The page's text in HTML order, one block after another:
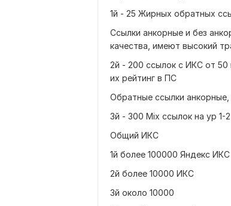
1й - 25 Жирных обратных
Ссылки анкорные и без
качества, имеют высокий
2й - 200 ссылок с ИКС от 50
их рейтинг в ПС
Обратные ссылки
3й - 300 Mix ссылок на ур
Общий ИКС
1й более 100000 Яндекс ИКС
2й более 10000 ИКС
3й около 10000